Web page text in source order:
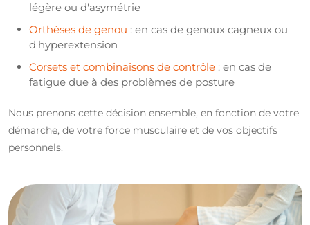
légère ou d'asymétrie
Orthèses de genou : en cas de genoux cagneux ou
d'hyperextension
Corsets et combinaisons de contrôle : en cas de
fatigue due à des problèmes de posture
Nous prenons cette décision ensemble, en fonction de votre
démarche, de votre force musculaire et de vos objectifs
personnels.